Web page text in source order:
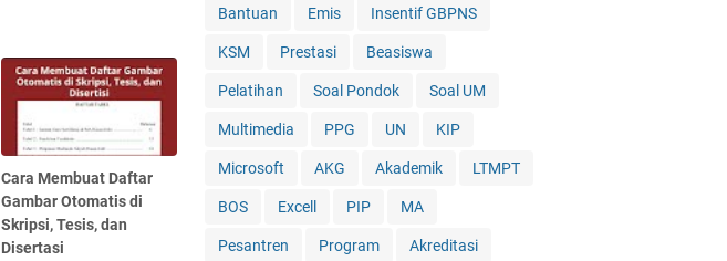
Cara Membuat Daftar
Gambar Otomatis di
Skripsi, Tesis, dan
Disertasi
Bantuan Emis Insentif GBPNS
KSM Prestasi Beasiswa
Pelatihan Soal Pondok Soal UM
Multimedia PPG UN KIP
Microsoft AKG Akademik LTMPT
BOS Excell PIP MA
Pesantren Program Akreditasi